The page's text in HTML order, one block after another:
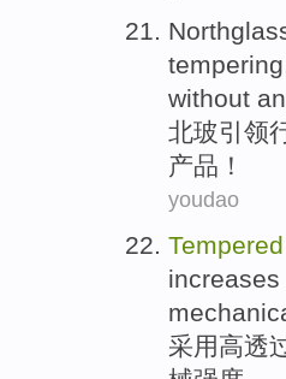
tempering
without
北玻引领
产品 ！
youdao
Tempered
increases
采用高透